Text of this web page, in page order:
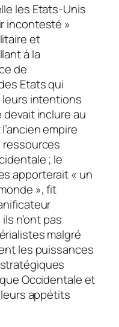
les Etats-Unis
incontesté »
et
à la
de
Etats qui
intentions
devait inclure au
empire
ressources
; le
apporterait « un
», fit
n’ont pas
malgré
les puissances
Occidentale et
appétits